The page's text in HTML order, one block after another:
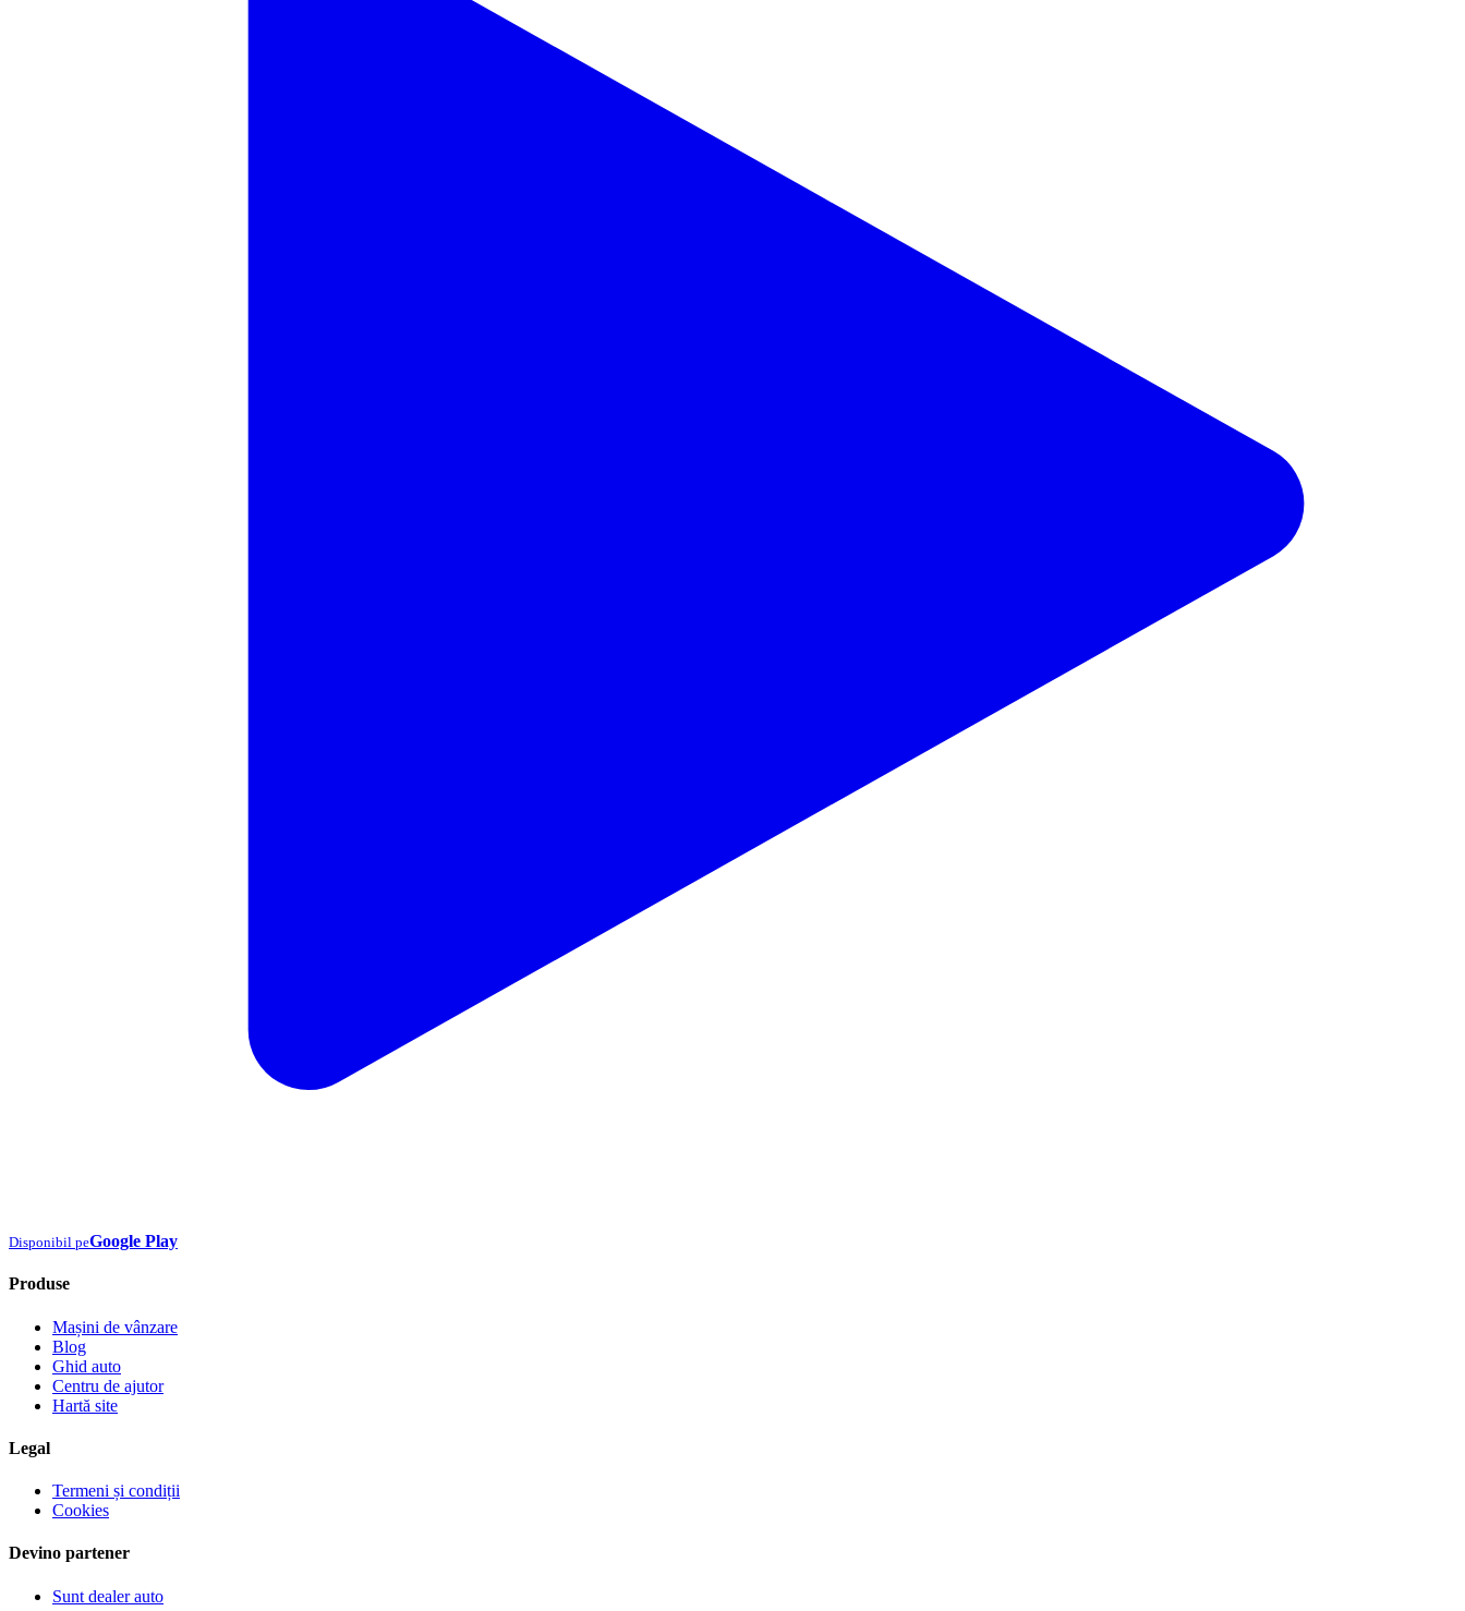
Disponibil peGoogle Play
Produse
Mașini de vânzare
Blog
Ghid auto
Centru de ajutor
Hartă site
Legal
Termeni și condiții
Cookies
Devino partener
Sunt dealer auto